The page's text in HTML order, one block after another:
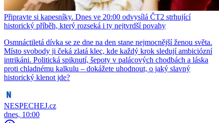
Připravte si kapesníky. Dnes ve 20:00 odvysílá ČT2 strhující
historický příběh, který rozseká i ty nejtvrdší povahy
Osmnáctiletá dívka se ze dne na den stane nejmocnější ženou světa.
Místo svobody ji čeká zlatá klec, kde každý krok sledují ambiciózní
intrikáni. Politická spiknutí, šepoty v palácových chodbách a láska
proti chladnému kalkulu – dokážete uhodnout, o jaký slavný
historický klenot jde?
NESPECHEJ.cz
dnes, 10:00